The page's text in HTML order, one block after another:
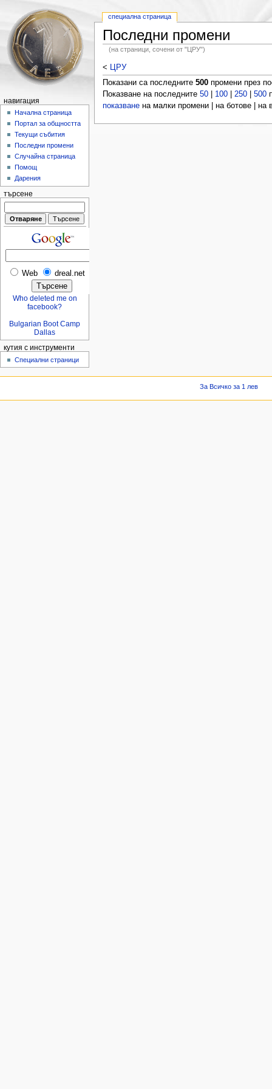
Последни промени
(на страници, сочени от "ЦРУ")
< ЦРУ
Показани са последните 500промени през
Показване на последните 50| 100| 250| 500
показванена малки промени | на ботове | на
специална страница
навигация
Начална страница
Портал за общността
Текущи събития
Последни промени
Случайна страница
Помощ
Дарения
търсене
Web dreal.net
Who deleted me on
facebook?
Bulgarian Boot Camp
Dallas
кутия с инструменти
Специални страници
За Всичко за 1 лев